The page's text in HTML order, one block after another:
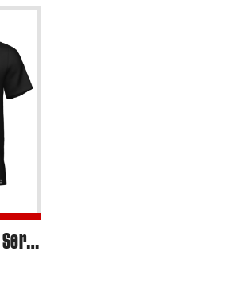
Camiseta Oficial Sergio Garcia Dols #03 Moto2 2024 – Ref.SG2403